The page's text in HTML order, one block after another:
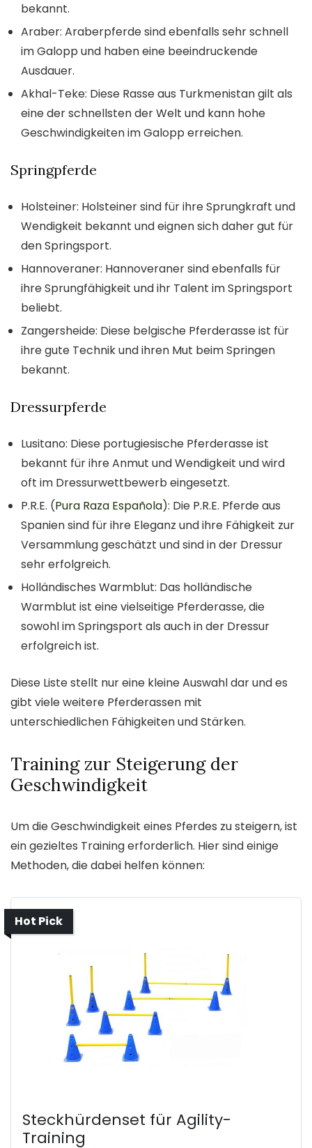
bekannt.
Araber: Araberpferde sind ebenfalls sehr schnell
im Galopp und haben eine beeindruckende
Ausdauer.
Akhal-Teke: Diese Rasse aus Turkmenistan gilt als
eine der schnellsten der Welt und kann hohe
Geschwindigkeiten im Galopp erreichen.
Springpferde
Holsteiner: Holsteiner sind für ihre Sprungkraft und
Wendigkeit bekannt und eignen sich daher gut für
den Springsport.
Hannoveraner: Hannoveraner sind ebenfalls für
ihre Sprungfähigkeit und ihr Talent im Springsport
beliebt.
Zangersheide: Diese belgische Pferderasse ist für
ihre gute Technik und ihren Mut beim Springen
bekannt.
Dressurpferde
Lusitano: Diese portugiesische Pferderasse ist
bekannt für ihre Anmut und Wendigkeit und wird
oft im Dressurwettbewerb eingesetzt.
P.R.E. (Pura Raza Española): Die P.R.E. Pferde aus
Spanien sind für ihre Eleganz und ihre Fähigkeit zur
Versammlung geschätzt und sind in der Dressur
sehr erfolgreich.
Holländisches Warmblut: Das holländische
Warmblut ist eine vielseitige Pferderasse, die
sowohl im Springsport als auch in der Dressur
erfolgreich ist.
Diese Liste stellt nur eine kleine Auswahl dar und es
gibt viele weitere Pferderassen mit
unterschiedlichen Fähigkeiten und Stärken.
Training zur Steigerung der
Geschwindigkeit
Um die Geschwindigkeit eines Pferdes zu steigern, ist
ein gezieltes Training erforderlich. Hier sind einige
Methoden, die dabei helfen können:
Hot Pick
Steckhürdenset für Agility-
Training